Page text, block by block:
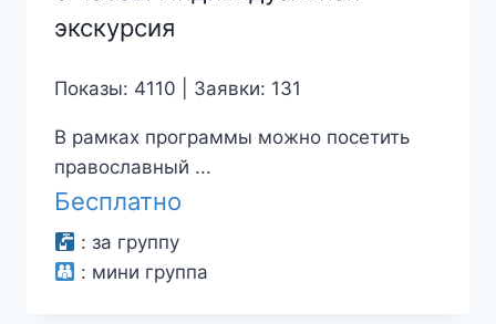
экскурсия
Показы: 4110 | Заявки: 131
В рамках программы можно посетить
православный ...
Бесплатно
: за группу
: мини группа